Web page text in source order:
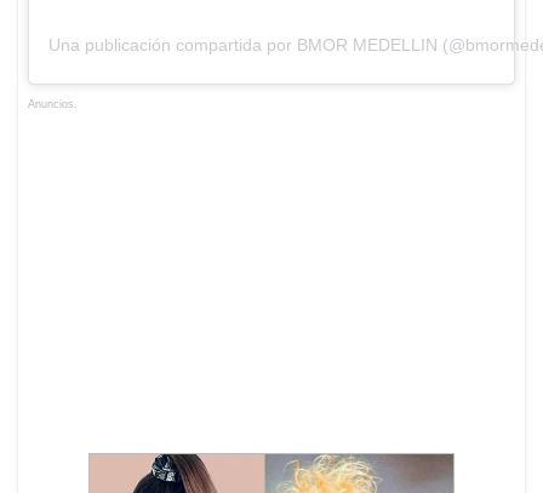
Una publicación compartida por BMOR MEDELLIN
Anuncios.